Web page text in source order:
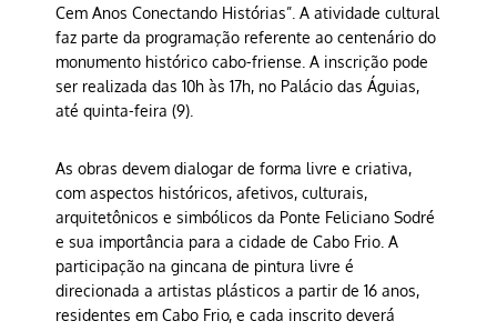
Cem Anos Conectando Histórias”. A atividade cultural
faz parte da programação referente ao centenário do
monumento histórico cabo-friense. A inscrição pode
ser realizada das 10h às 17h, no Palácio das Águias,
até quinta-feira (9).
As obras devem dialogar de forma livre e criativa,
com aspectos históricos, afetivos, culturais,
arquitetônicos e simbólicos da Ponte Feliciano Sodré
e sua importância para a cidade de Cabo Frio. A
participação na gincana de pintura livre é
direcionada a artistas plásticos a partir de 16 anos,
residentes em Cabo Frio, e cada inscrito deverá